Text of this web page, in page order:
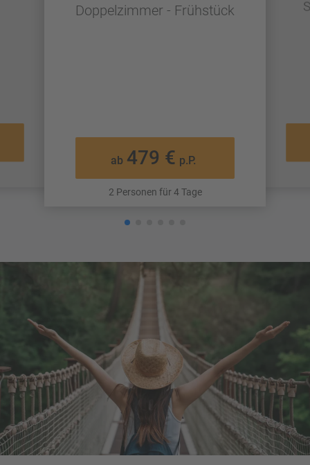
Doppelzimmer - Frühstück
ab 479 € p.P.
2 Personen für 4 Tage